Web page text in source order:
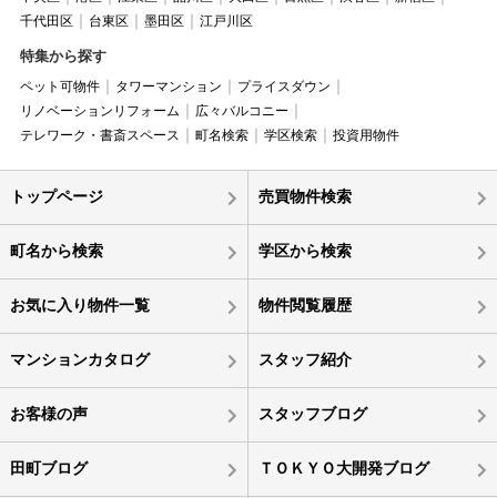
千代田区
台東区 墨田区 江戸川区
特集から探す
ペット可物件 タワーマンション
プライスダウン
リノベーションリフォーム
広々バルコニー
テレワーク・書斎スペース
町名検索 学区検索 投資用物件
トップページ 売買物件検索
町名から検索 学区から検索
お気に入り物件一覧 物件閲覧履歴
マンションカタログ スタッフ紹介
お客様の声 スタッフブログ
田町ブログ ＴＯＫＹＯ大開発ブログ